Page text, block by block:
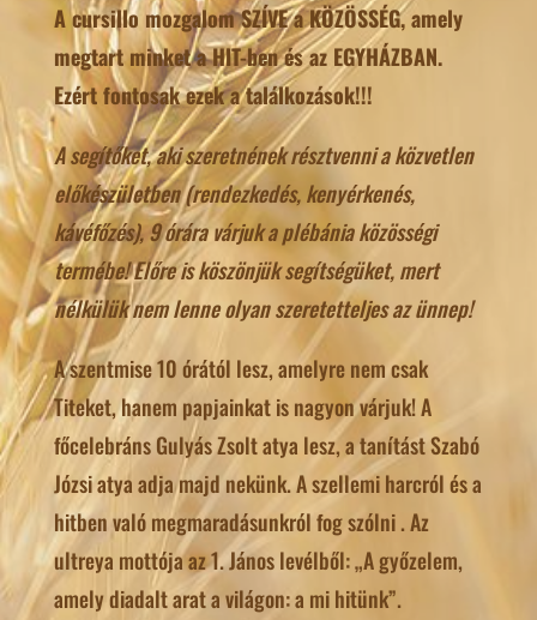
A cursillo mozgalom SZÍVE a KÖZÖSSÉG, amely
megtart minket a HIT-ben és az EGYHÁZBAN.
Ezért fontosak ezek a találkozások!!!
A segítőket, aki szeretnének résztvenni a közvetlen
előkészületben (rendezkedés, kenyérkenés,
kávéfőzés), 9 órára várjuk a plébánia közösségi
termébe! Előre is köszönjük segítségüket, mert
nélkülük nem lenne olyan szeretetteljes az ünnep!
A szentmise 10 órától lesz, amelyre nem csak
Titeket, hanem papjainkat is nagyon várjuk! A
főcelebráns Gulyás Zsolt atya lesz, a tanítást Szabó
Józsi atya adja majd nekünk. A szellemi harcról és a
hitben való megmaradásunkról fog szólni . Az
ultreya mottója az 1. János levélből: „A győzelem,
amely diadalt arat a világon: a mi hitünk”.